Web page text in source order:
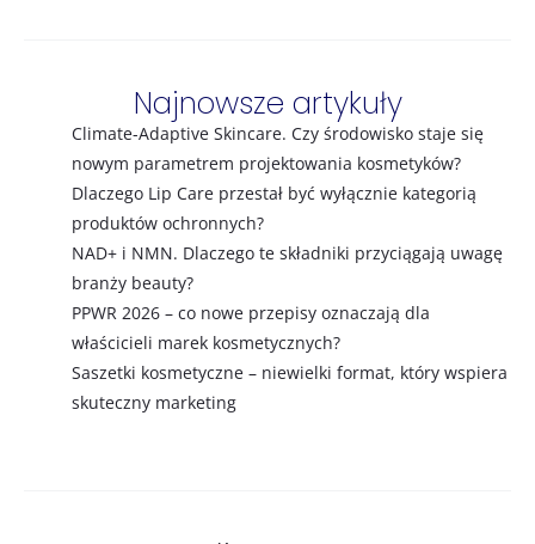
Najnowsze artykuły
Climate-Adaptive Skincare. Czy środowisko staje się
nowym parametrem projektowania kosmetyków?
Dlaczego Lip Care przestał być wyłącznie kategorią
produktów ochronnych?
NAD+ i NMN. Dlaczego te składniki przyciągają uwagę
branży beauty?
PPWR 2026 – co nowe przepisy oznaczają dla
właścicieli marek kosmetycznych?
Saszetki kosmetyczne – niewielki format, który wspiera
skuteczny marketing